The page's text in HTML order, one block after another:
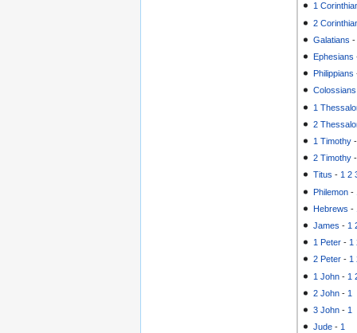
1
2
Galatians
Ephesians
Philippians
Colossians
1
2
1 Timothy
2 Timothy
Titus -1 2
Philemon -
Hebrews -
James - 1
1 Peter - 1
2 Peter -1
1 John - 1
2 John - 1
3 John - 1
Jude - 1